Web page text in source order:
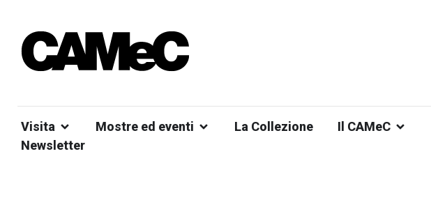
Visita Mostre ed eventi La Collezione Il CAMeC
Newsletter